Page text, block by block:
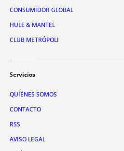
CONSUMIDOR GLOBAL
HULE & MANTEL
CLUB METRÓPOLI
Servicios
QUIÉNES SOMOS
CONTACTO
RSS
AVISO LEGAL